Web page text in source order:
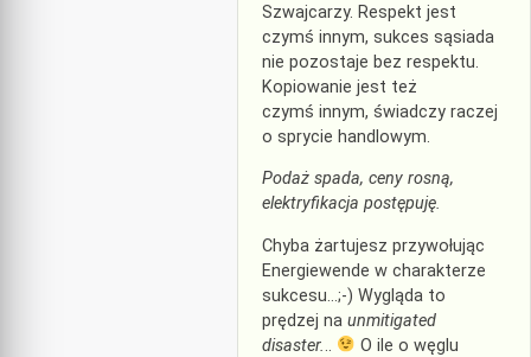
Szwajcarzy. Respekt jest
czymś innym, sukces sąsiada
nie pozostaje bez respektu.
Kopiowanie jest też
czymś innym, świadczy raczej
o sprycie handlowym.
Podaż spada, ceny rosną,
elektryfikacja postępuję.
Chyba żartujesz przywołując
Energiewende w charakterze
sukcesu…;-) Wygląda to
prędzej na unmitigated
disaster...
O ile o węglu